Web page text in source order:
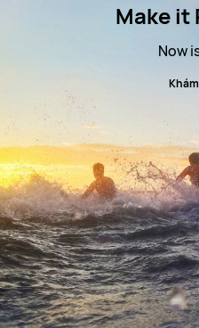
Make it
Now